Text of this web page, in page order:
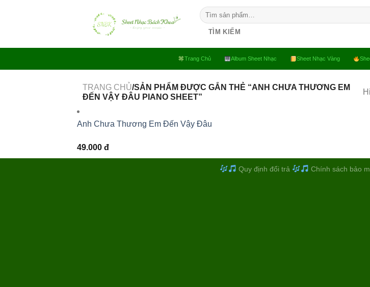
Tìm
kiếm:
TÌM KIẾM
Trang Chủ Album Sheet Nhạc Sheet Nhạc Vàng
TRANG CHỦ/SẢN PHẨM ĐƯỢC GẮN THẺ “ANH CHƯA THƯƠNG EM
ĐẾN VẬY ĐÂU PIANO SHEET”
Anh Chưa Thương Em Đến Vậy Đâu
49.000 đ
Quy định đổi trả Chính sách bảo